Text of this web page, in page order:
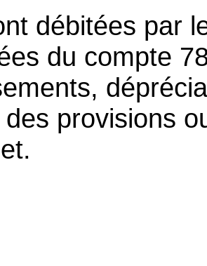
débitées par
du compte
provisions